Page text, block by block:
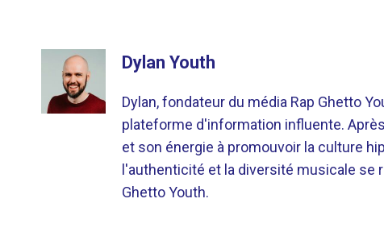
Dylan Youth
Dylan, fondateur du média Rap Ghetto
plateforme d'information influente.
et son énergie à promouvoir la culture
l'authenticité et la diversité musicale se
Ghetto Youth.